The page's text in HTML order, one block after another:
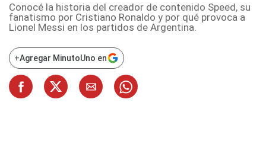
Conocé la historia del creador de contenido Speed, su
fanatismo por Cristiano Ronaldo y por qué provoca a
Lionel Messi en los partidos de Argentina.
+Agregar MinutoUno en